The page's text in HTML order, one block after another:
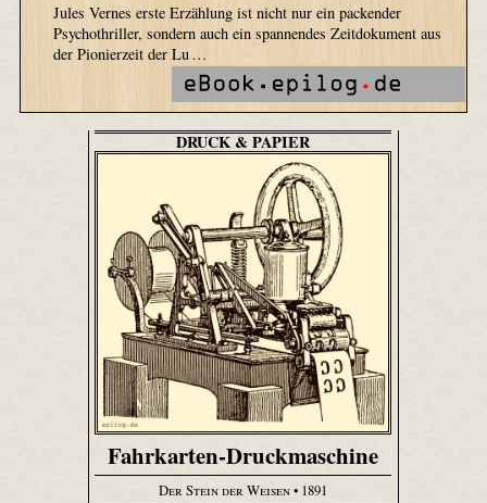
Jules Vernes erste Erzählung ist nicht nur ein packender
Psychothriller, sondern auch ein spannendes Zeitdokument aus
der Pionierzeit der Lu …
DRUCK & PAPIER
Fahrkarten-Druckmaschine
Der Stein der Weisen• 1891